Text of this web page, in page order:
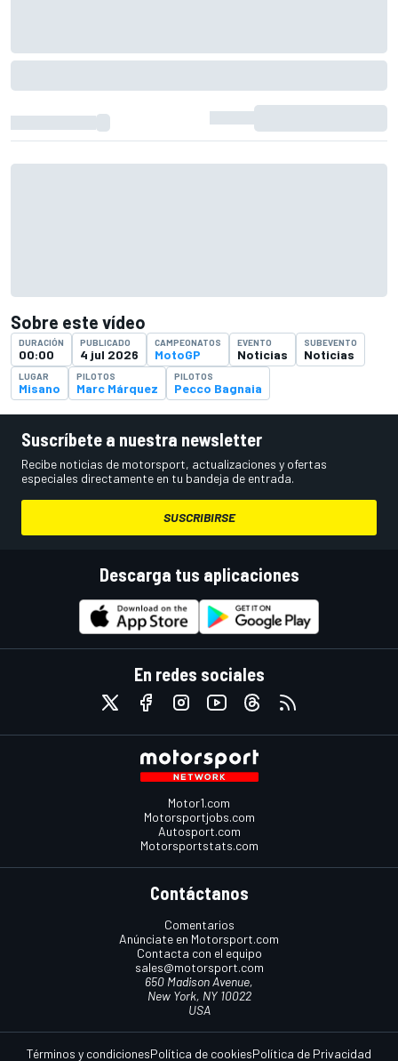
Sobre este vídeo
DURACIÓN
00:00
PUBLICADO
4 jul 2026
CAMPEONATOS
MotoGP
EVENTO
Noticias
SUBEVENTO
Noticias
LUGAR
Misano
PILOTOS
Marc Márquez
PILOTOS
Pecco Bagnaia
Suscríbete a nuestra newsletter
Recibe noticias de motorsport, actualizaciones y ofertas
especiales directamente en tu bandeja de entrada.
SUSCRIBIRSE
Descarga tus aplicaciones
En redes sociales
Motor1.com
Motorsportjobs.com
Autosport.com
Motorsportstats.com
Contáctanos
Comentarios
Anúnciate en Motorsport.com
Contacta con el equipo
sales@motorsport.com
650 Madison Avenue,
New York, NY 10022
USA
Términos y condicionesPolítica de cookiesPolítica de Privacidad